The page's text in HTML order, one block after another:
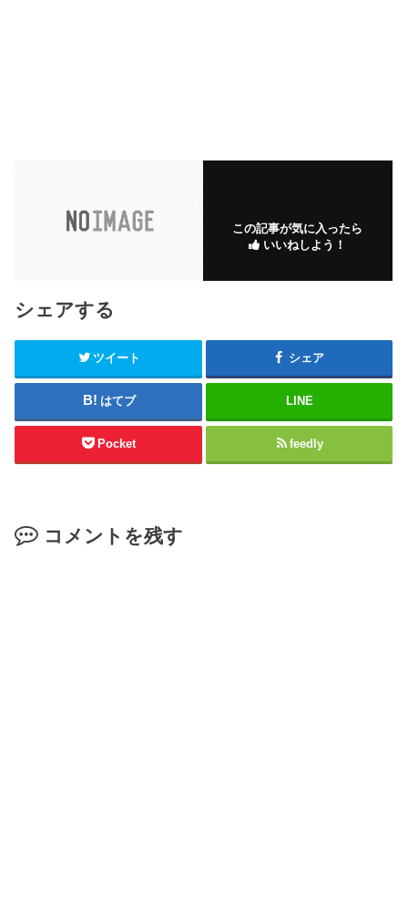
この記事が気に入ったら
いいねしよう！
シェアする
ツイート シェア
はてブ LINE
Pocket feedly
コメントを残す